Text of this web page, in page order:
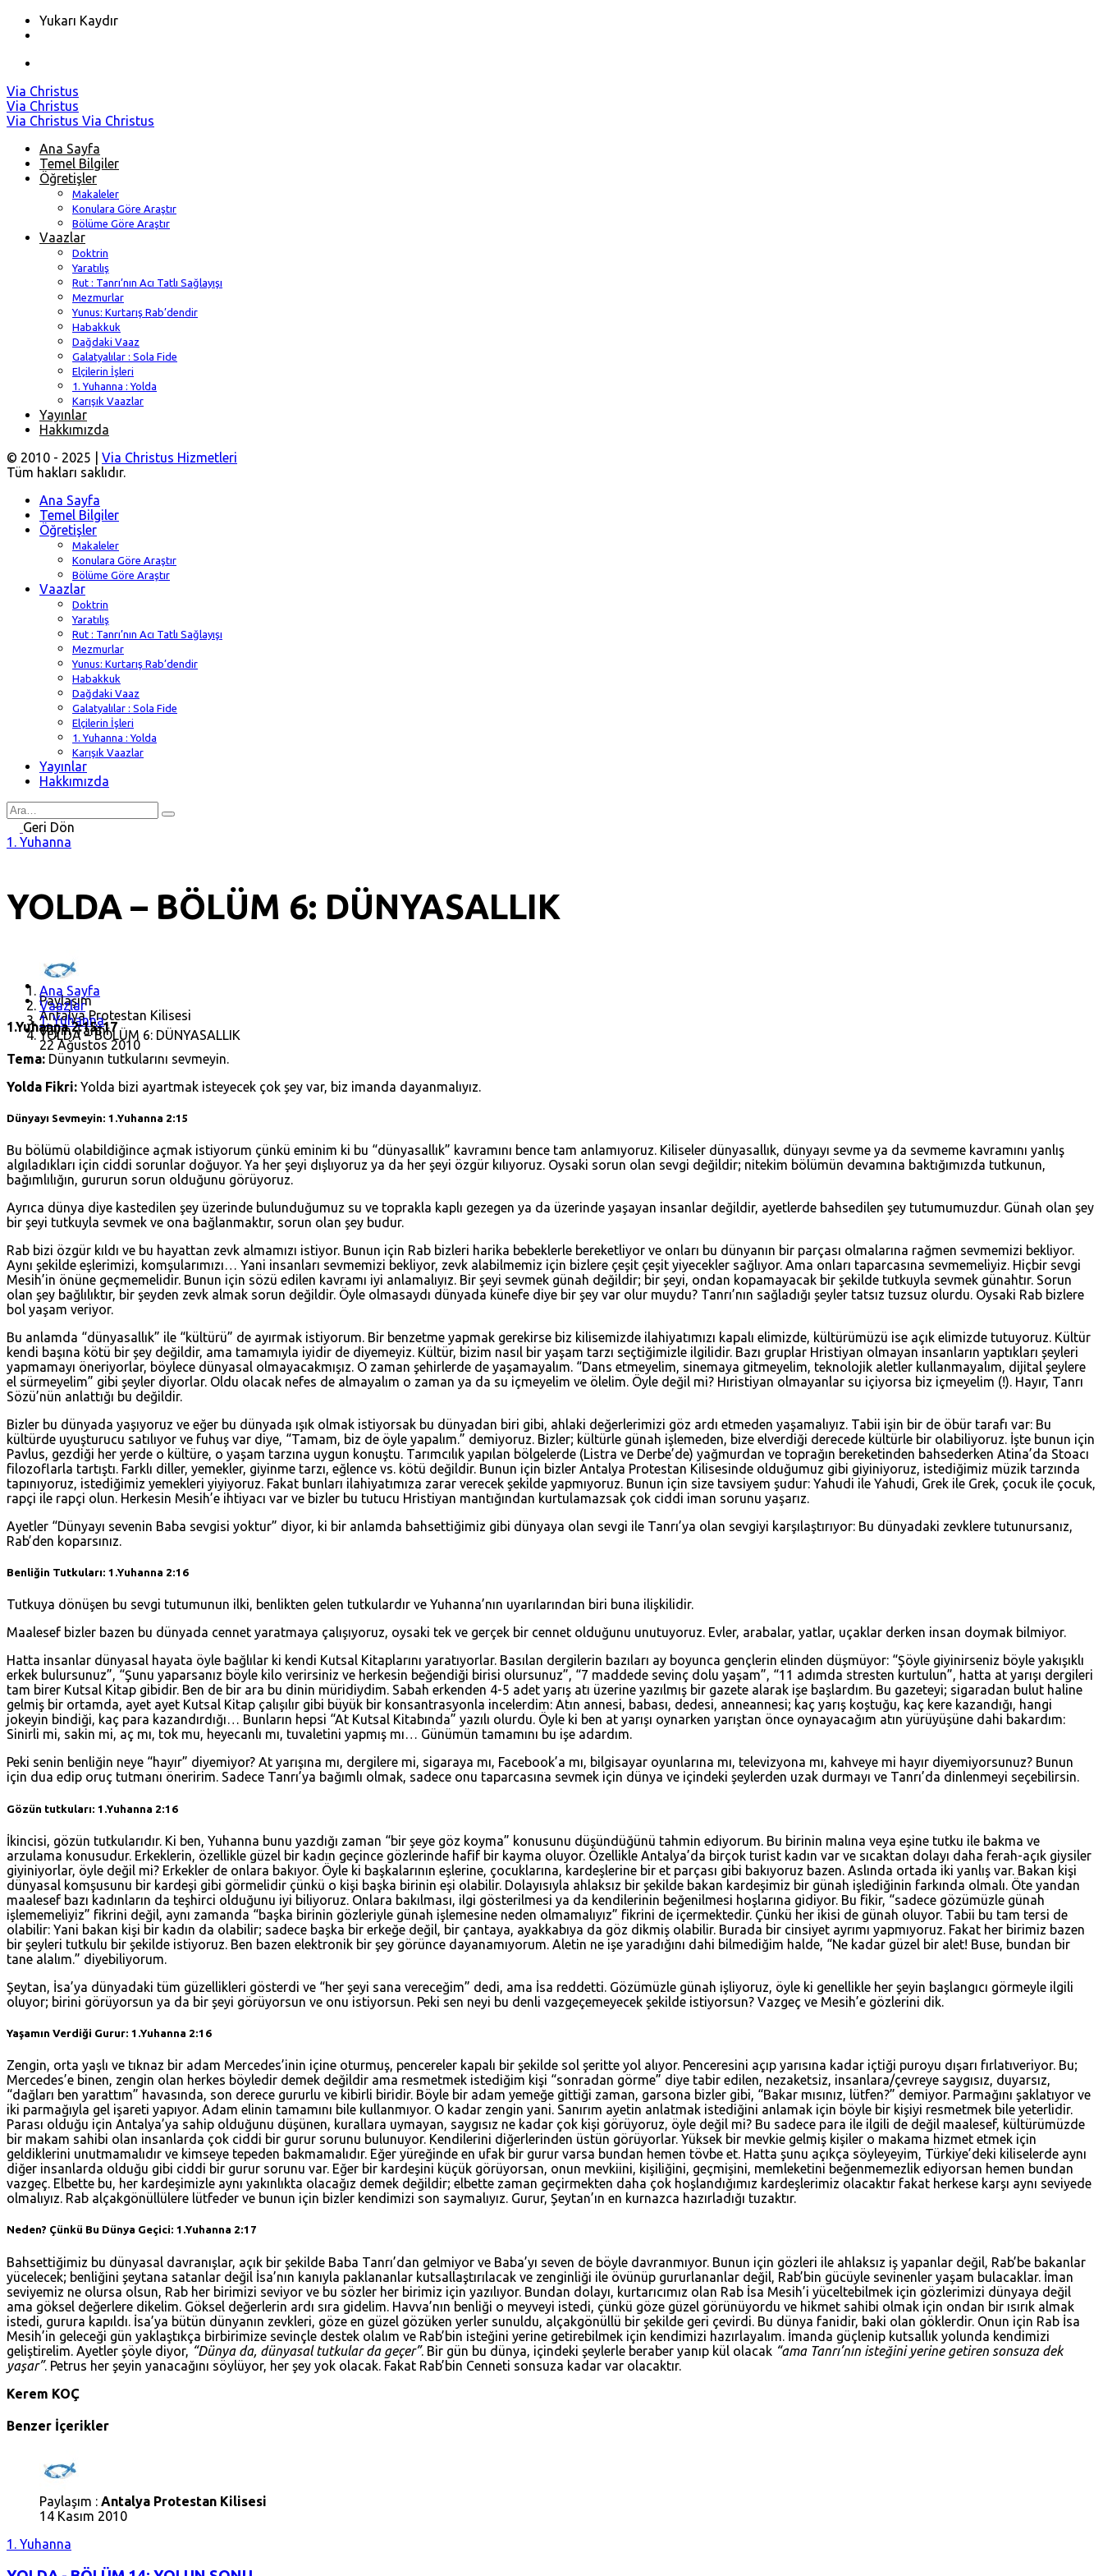
Yukarı Kaydır
Skip
to
content
Via Christus
Via Christus
Via Christus Via Christus
Ana Sayfa
Temel Bilgiler
Öğretişler
Makaleler
Konulara Göre Araştır
Bölüme Göre Araştır
Vaazlar
Doktrin
Yaratılış
Rut : Tanrı’nın Acı Tatlı Sağlayışı
Mezmurlar
Yunus: Kurtarış Rab’dendir
Habakkuk
Dağdaki Vaaz
Galatyalılar : Sola Fide
Elçilerin İşleri
1. Yuhanna : Yolda
Karışık Vaazlar
Yayınlar
Hakkımızda
© 2010 - 2025 | Via Christus Hizmetleri
Tüm hakları saklıdır.
Ana Sayfa
Temel Bilgiler
Öğretişler
Makaleler
Konulara Göre Araştır
Bölüme Göre Araştır
Vaazlar
Doktrin
Yaratılış
Rut : Tanrı’nın Acı Tatlı Sağlayışı
Mezmurlar
Yunus: Kurtarış Rab’dendir
Habakkuk
Dağdaki Vaaz
Galatyalılar : Sola Fide
Elçilerin İşleri
1. Yuhanna : Yolda
Karışık Vaazlar
Yayınlar
Hakkımızda
Search
forGeri Dön
1. Yuhanna
YOLDA – BÖLÜM 6: DÜNYASALLIK
Paylaşım
Antalya Protestan Kilisesi
Yayın Tarihi
22 Ağustos 2010
Ana Sayfa
Vaazlar
1. Yuhanna
YOLDA – BÖLÜM 6: DÜNYASALLIK
1.Yuhanna 2:15-17
Tema: Dünyanın tutkularını sevmeyin.
Yolda Fikri: Yolda bizi ayartmak isteyecek çok şey var, biz imanda dayanmalıyız.
Dünyayı Sevmeyin: 1.Yuhanna 2:15
Bu bölümü olabildiğince açmak istiyorum çünkü eminim ki bu “dünyasallık” kavramını bence tam anlamıyoruz. Kiliseler dünyasallık, dünyayı sevme ya da sevmeme kavramını yanlış
algıladıkları için ciddi sorunlar doğuyor. Ya her şeyi dışlıyoruz ya da her şeyi özgür kılıyoruz. Oysaki sorun olan sevgi değildir; nitekim bölümün devamına baktığımızda tutkunun,
bağımlılığın, gururun sorun olduğunu görüyoruz.
Ayrıca dünya diye kastedilen şey üzerinde bulunduğumuz su ve toprakla kaplı gezegen ya da üzerinde yaşayan insanlar değildir, ayetlerde bahsedilen şey tutumumuzdur. Günah olan şey
bir şeyi tutkuyla sevmek ve ona bağlanmaktır, sorun olan şey budur.
Rab bizi özgür kıldı ve bu hayattan zevk almamızı istiyor. Bunun için Rab bizleri harika bebeklerle bereketliyor ve onları bu dünyanın bir parçası olmalarına rağmen sevmemizi bekliyor.
Aynı şekilde eşlerimizi, komşularımızı… Yani insanları sevmemizi bekliyor, zevk alabilmemiz için bizlere çeşit çeşit yiyecekler sağlıyor. Ama onları taparcasına sevmemeliyiz. Hiçbir sevgi
Mesih’in önüne geçmemelidir. Bunun için sözü edilen kavramı iyi anlamalıyız. Bir şeyi sevmek günah değildir; bir şeyi, ondan kopamayacak bir şekilde tutkuyla sevmek günahtır. Sorun
olan şey bağlılıktır, bir şeyden zevk almak sorun değildir. Öyle olmasaydı dünyada künefe diye bir şey var olur muydu? Tanrı’nın sağladığı şeyler tatsız tuzsuz olurdu. Oysaki Rab bizlere
bol yaşam veriyor.
Bu anlamda “dünyasallık” ile “kültürü” de ayırmak istiyorum. Bir benzetme yapmak gerekirse biz kilisemizde ilahiyatımızı kapalı elimizde, kültürümüzü ise açık elimizde tutuyoruz. Kültür
kendi başına kötü bir şey değildir, ama tamamıyla iyidir de diyemeyiz. Kültür, bizim nasıl bir yaşam tarzı seçtiğimizle ilgilidir. Bazı gruplar Hristiyan olmayan insanların yaptıkları şeyleri
yapmamayı öneriyorlar, böylece dünyasal olmayacakmışız. O zaman şehirlerde de yaşamayalım. “Dans etmeyelim, sinemaya gitmeyelim, teknolojik aletler kullanmayalım, dijital şeylere
el sürmeyelim” gibi şeyler diyorlar. Oldu olacak nefes de almayalım o zaman ya da su içmeyelim ve ölelim. Öyle değil mi? Hıristiyan olmayanlar su içiyorsa biz içmeyelim (!). Hayır, Tanrı
Sözü’nün anlattığı bu değildir.
Bizler bu dünyada yaşıyoruz ve eğer bu dünyada ışık olmak istiyorsak bu dünyadan biri gibi, ahlaki değerlerimizi göz ardı etmeden yaşamalıyız. Tabii işin bir de öbür tarafı var: Bu
kültürde uyuşturucu satılıyor ve fuhuş var diye, “Tamam, biz de öyle yapalım.” demiyoruz. Bizler; kültürle günah işlemeden, bize elverdiği derecede kültürle bir olabiliyoruz. İşte bunun için
Pavlus, gezdiği her yerde o kültüre, o yaşam tarzına uygun konuştu. Tarımcılık yapılan bölgelerde (Listra ve Derbe’de) yağmurdan ve toprağın bereketinden bahsederken Atina’da Stoacı
filozoflarla tartıştı. Farklı diller, yemekler, giyinme tarzı, eğlence vs. kötü değildir. Bunun için bizler Antalya Protestan Kilisesinde olduğumuz gibi giyiniyoruz, istediğimiz müzik tarzında
tapınıyoruz, istediğimiz yemekleri yiyiyoruz. Fakat bunları ilahiyatımıza zarar verecek şekilde yapmıyoruz. Bunun için size tavsiyem şudur: Yahudi ile Yahudi, Grek ile Grek, çocuk ile çocuk,
rapçi ile rapçi olun. Herkesin Mesih’e ihtiyacı var ve bizler bu tutucu Hristiyan mantığından kurtulamazsak çok ciddi iman sorunu yaşarız.
Ayetler “Dünyayı sevenin Baba sevgisi yoktur” diyor, ki bir anlamda bahsettiğimiz gibi dünyaya olan sevgi ile Tanrı’ya olan sevgiyi karşılaştırıyor: Bu dünyadaki zevklere tutunursanız,
Rab’den koparsınız.
Benliğin Tutkuları: 1.Yuhanna 2:16
Tutkuya dönüşen bu sevgi tutumunun ilki, benlikten gelen tutkulardır ve Yuhanna’nın uyarılarından biri buna ilişkilidir.
Maalesef bizler bazen bu dünyada cennet yaratmaya çalışıyoruz, oysaki tek ve gerçek bir cennet olduğunu unutuyoruz. Evler, arabalar, yatlar, uçaklar derken insan doymak bilmiyor.
Hatta insanlar dünyasal hayata öyle bağlılar ki kendi Kutsal Kitaplarını yaratıyorlar. Basılan dergilerin bazıları ay boyunca gençlerin elinden düşmüyor: “Şöyle giyinirseniz böyle yakışıklı
erkek bulursunuz”, “Şunu yaparsanız böyle kilo verirsiniz ve herkesin beğendiği birisi olursunuz”, “7 maddede sevinç dolu yaşam”, “11 adımda stresten kurtulun”, hatta at yarışı dergileri
tam birer Kutsal Kitap gibidir. Ben de bir ara bu dinin müridiydim. Sabah erkenden 4-5 adet yarış atı üzerine yazılmış bir gazete alarak işe başlardım. Bu gazeteyi; sigaradan bulut haline
gelmiş bir ortamda, ayet ayet Kutsal Kitap çalışılır gibi büyük bir konsantrasyonla incelerdim: Atın annesi, babası, dedesi, anneannesi; kaç yarış koştuğu, kaç kere kazandığı, hangi
jokeyin bindiği, kaç para kazandırdığı… Bunların hepsi “At Kutsal Kitabında” yazılı olurdu. Öyle ki ben at yarışı oynarken yarıştan önce oynayacağım atın yürüyüşüne dahi bakardım:
Sinirli mi, sakin mi, aç mı, tok mu, heyecanlı mı, tuvaletini yapmış mı… Günümün tamamını bu işe adardım.
Peki senin benliğin neye “hayır” diyemiyor? At yarışına mı, dergilere mi, sigaraya mı, Facebook’a mı, bilgisayar oyunlarına mı, televizyona mı, kahveye mi hayır diyemiyorsunuz? Bunun
için dua edip oruç tutmanı öneririm. Sadece Tanrı’ya bağımlı olmak, sadece onu taparcasına sevmek için dünya ve içindeki şeylerden uzak durmayı ve Tanrı’da dinlenmeyi seçebilirsin.
Gözün tutkuları: 1.Yuhanna 2:16
İkincisi, gözün tutkularıdır. Ki ben, Yuhanna bunu yazdığı zaman “bir şeye göz koyma” konusunu düşündüğünü tahmin ediyorum. Bu birinin malına veya eşine tutku ile bakma ve
arzulama konusudur. Erkeklerin, özellikle güzel bir kadın geçince gözlerinde hafif bir kayma oluyor. Özellikle Antalya’da birçok turist kadın var ve sıcaktan dolayı daha ferah-açık giysiler
giyiniyorlar, öyle değil mi? Erkekler de onlara bakıyor. Öyle ki başkalarının eşlerine, çocuklarına, kardeşlerine bir et parçası gibi bakıyoruz bazen. Aslında ortada iki yanlış var. Bakan kişi
dünyasal komşusunu bir kardeşi gibi görmelidir çünkü o kişi başka birinin eşi olabilir. Dolayısıyla ahlaksız bir şekilde bakan kardeşimiz bir günah işlediğinin farkında olmalı. Öte yandan
maalesef bazı kadınların da teşhirci olduğunu iyi biliyoruz. Onlara bakılması, ilgi gösterilmesi ya da kendilerinin beğenilmesi hoşlarına gidiyor. Bu fikir, “sadece gözümüzle günah
işlememeliyiz” fikrini değil, aynı zamanda “başka birinin gözleriyle günah işlemesine neden olmamalıyız” fikrini de içermektedir. Çünkü her ikisi de günah oluyor. Tabii bu tam tersi de
olabilir: Yani bakan kişi bir kadın da olabilir; sadece başka bir erkeğe değil, bir çantaya, ayakkabıya da göz dikmiş olabilir. Burada bir cinsiyet ayrımı yapmıyoruz. Fakat her birimiz bazen
bir şeyleri tutkulu bir şekilde istiyoruz. Ben bazen elektronik bir şey görünce dayanamıyorum. Aletin ne işe yaradığını dahi bilmediğim halde, “Ne kadar güzel bir alet! Buse, bundan bir
tane alalım.” diyebiliyorum.
Şeytan, İsa’ya dünyadaki tüm güzellikleri gösterdi ve “her şeyi sana vereceğim” dedi, ama İsa reddetti. Gözümüzle günah işliyoruz, öyle ki genellikle her şeyin başlangıcı görmeyle ilgili
oluyor; birini görüyorsun ya da bir şeyi görüyorsun ve onu istiyorsun. Peki sen neyi bu denli vazgeçemeyecek şekilde istiyorsun? Vazgeç ve Mesih’e gözlerini dik.
Yaşamın Verdiği Gurur: 1.Yuhanna 2:16
Zengin, orta yaşlı ve tıknaz bir adam Mercedes’inin içine oturmuş, pencereler kapalı bir şekilde sol şeritte yol alıyor. Penceresini açıp yarısına kadar içtiği puroyu dışarı fırlatıveriyor. Bu;
Mercedes’e binen, zengin olan herkes böyledir demek değildir ama resmetmek istediğim kişi “sonradan görme” diye tabir edilen, nezaketsiz, insanlara/çevreye saygısız, duyarsız,
“dağları ben yarattım” havasında, son derece gururlu ve kibirli biridir. Böyle bir adam yemeğe gittiği zaman, garsona bizler gibi, “Bakar mısınız, lütfen?” demiyor. Parmağını şaklatıyor ve
iki parmağıyla gel işareti yapıyor. Adam elinin tamamını bile kullanmıyor. O kadar zengin yani. Sanırım ayetin anlatmak istediğini anlamak için böyle bir kişiyi resmetmek bile yeterlidir.
Parası olduğu için Antalya’ya sahip olduğunu düşünen, kurallara uymayan, saygısız ne kadar çok kişi görüyoruz, öyle değil mi? Bu sadece para ile ilgili de değil maalesef, kültürümüzde
bir makam sahibi olan insanlarda çok ciddi bir gurur sorunu bulunuyor. Kendilerini diğerlerinden üstün görüyorlar. Yüksek bir mevkie gelmiş kişiler o makama hizmet etmek için
geldiklerini unutmamalıdır ve kimseye tepeden bakmamalıdır. Eğer yüreğinde en ufak bir gurur varsa bundan hemen tövbe et. Hatta şunu açıkça söyleyeyim, Türkiye’deki kiliselerde aynı
diğer insanlarda olduğu gibi ciddi bir gurur sorunu var. Eğer bir kardeşini küçük görüyorsan, onun mevkiini, kişiliğini, geçmişini, memleketini beğenmemezlik ediyorsan hemen bundan
vazgeç. Elbette bu, her kardeşimizle aynı yakınlıkta olacağız demek değildir; elbette zaman geçirmekten daha çok hoşlandığımız kardeşlerimiz olacaktır fakat herkese karşı aynı seviyede
olmalıyız. Rab alçakgönüllülere lütfeder ve bunun için bizler kendimizi son saymalıyız. Gurur, Şeytan’ın en kurnazca hazırladığı tuzaktır.
Neden? Çünkü Bu Dünya Geçici: 1.Yuhanna 2:17
Bahsettiğimiz bu dünyasal davranışlar, açık bir şekilde Baba Tanrı’dan gelmiyor ve Baba’yı seven de böyle davranmıyor. Bunun için gözleri ile ahlaksız iş yapanlar değil, Rab’be bakanlar
yücelecek; benliğini şeytana satanlar değil İsa’nın kanıyla paklananlar kutsallaştırılacak ve zenginliği ile övünüp gururlananlar değil, Rab’bin gücüyle sevinenler yaşam bulacaklar. İman
seviyemiz ne olursa olsun, Rab her birimizi seviyor ve bu sözler her birimiz için yazılıyor. Bundan dolayı, kurtarıcımız olan Rab İsa Mesih’i yüceltebilmek için gözlerimizi dünyaya değil
ama göksel değerlere dikelim. Göksel değerlerin ardı sıra gidelim. Havva’nın benliği o meyveyi istedi, çünkü göze güzel görünüyordu ve hikmet sahibi olmak için ondan bir ısırık almak
istedi, gurura kapıldı. İsa’ya bütün dünyanın zevkleri, göze en güzel gözüken yerler sunuldu, alçakgönüllü bir şekilde geri çevirdi. Bu dünya fanidir, baki olan göklerdir. Onun için Rab İsa
Mesih’in geleceği gün yaklaştıkça birbirimize sevinçle destek olalım ve Rab’bin isteğini yerine getirebilmek için kendimizi hazırlayalım. İmanda güçlenip kutsallık yolunda kendimizi
geliştirelim. Ayetler şöyle diyor, “Dünya da, dünyasal tutkular da geçer”. Bir gün bu dünya, içindeki şeylerle beraber yanıp kül olacak “ama Tanrı’nın isteğini yerine getiren sonsuza dek
yaşar”. Petrus her şeyin yanacağını söylüyor, her şey yok olacak. Fakat Rab’bin Cenneti sonsuza kadar var olacaktır.
Kerem KOÇ
Benzer İçerikler
Paylaşım : Antalya Protestan Kilisesi
14 Kasım 2010
1. Yuhanna